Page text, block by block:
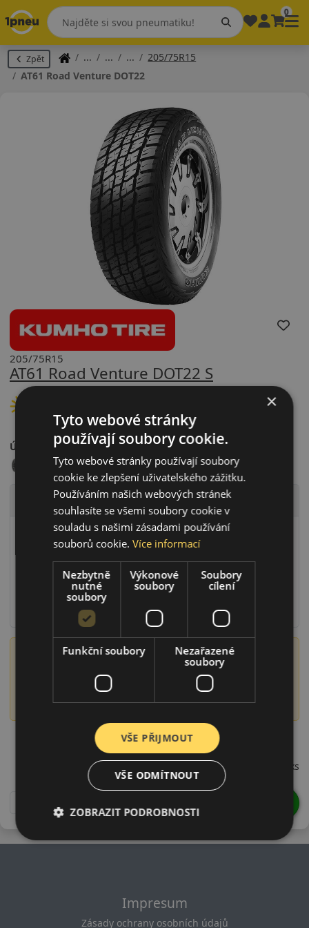
0
Zpět
205/75R15
AT61 Road Venture DOT22
AT61 Road Venture DOT22 S
205/75R15
Údaje o štítku EPREL:
Technické údaje
Rychlostní index
S (S=180 km/h)
Zátěžový index
97 (97=730kg)
Zesílené provedení (XL)
RunFlat systém
Ochrana ráfku
Význam označení DOT
Číslo DOT obsahuje informaci o době výroby pneumatiky,
konkrétně o roce a týdnu výroby. Například DOT 1522
označuje pneumatiku vyrobenou ve 15. týdnu roku 2022.
1 193 CZK /ks
Impresum
Zásady ochrany osobních údajů
×
Tyto webové stránky
používají soubory cookie.
Tyto webové stránky používají soubory
cookie ke zlepšení uživatelského zážitku.
Používáním našich webových stránek
souhlasíte se všemi soubory cookie v
souladu s našimi zásadami používání
souborů cookie.Více informací
Nezbytně
nutné
soubory
Výkonové
soubory
Soubory
cílení
Funkční soubory
Nezařazené
soubory
VŠE PŘIJMOUT
VŠE ODMÍTNOUT
ZOBRAZIT PODROBNOSTI